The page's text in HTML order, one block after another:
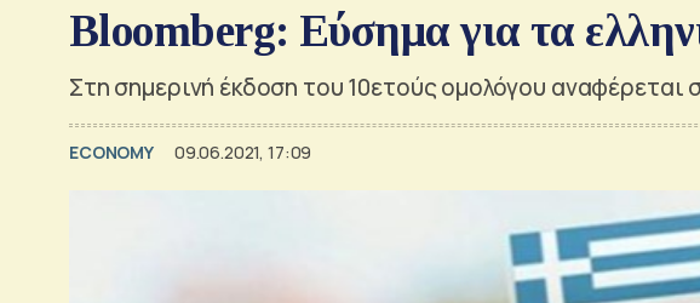
Bloomberg: Εύσημα για τα
Στη σημερινή έκδοση του 10ετούς ομολόγου αναφέρεται
ECONOMY 09.06.2021, 17:09